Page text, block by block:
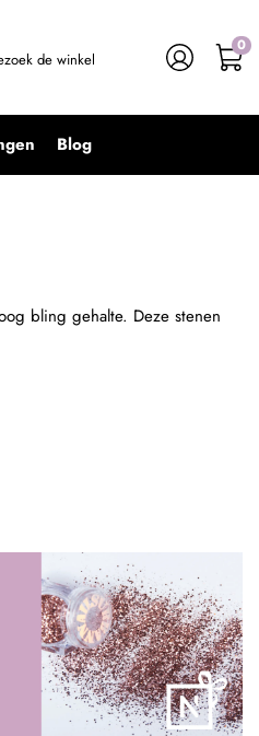
de winkel
0
Blog
+ In winkelwagen
bling gehalte. Deze stenen